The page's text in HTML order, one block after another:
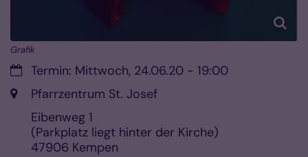
Grafik
Datum:Termin: Mittwoch, 24.06.20 - 19:00
Ort: Pfarrzentrum St. Josef
Eibenweg 1
(Parkplatz liegt hinter der Kirche)
47906 Kempen